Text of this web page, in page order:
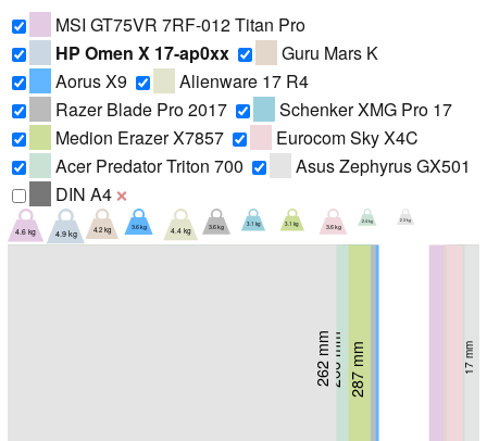
MSI GT75VR 7RF-012 Titan Pro
HP Omen X 17-ap0xx
Guru Mars K
Aorus X9
Alienware 17 R4
Razer Blade Pro 2017
Schenker XMG Pro 17
Medion Erazer X7857
Eurocom Sky X4C
Acer Predator Triton 700
Asus Zephyrus GX501
DIN A4 ❌
314 mm 58 mm
4.6 kg
327 mm 36.3 mm
4.9 kg
295 mm 41 mm
4.2 kg
314 mm 30 mm
3.6 kg
332 mm 29.9 mm
4.4 kg
281 mm 22.5 mm
3.6 kg
287 mm 25 mm
3.1 kg
287 mm 25 mm
3.1 kg
262 mm 38 mm
3.6 kg
266 mm 18.9 mm
2.4 kg
262 mm 17 mm
2.3 kg